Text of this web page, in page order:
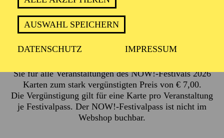
AUSWAHL SPEICHERN
DATENSCHUTZ IMPRESSUM
Sie für alle Veranstaltungen des NOW!-Festivals 2026
Karten zum stark vergünstigten Preis von € 7,00.
Die Vergünstigung gilt für eine Karte pro Veranstaltung
je Festivalpass. Der NOW!-Festivalpass ist nicht im
Webshop buchbar.